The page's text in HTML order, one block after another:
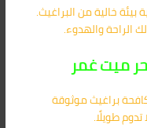
خالية من البراغيث.
الراحة والهدوء.
ميت غمر
براغيث موثوقة
طويلًا.